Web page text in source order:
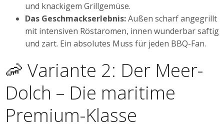
und knackigem Grillgemüse.
Das Geschmackserlebnis:Außen scharf angegrillt
mit intensiven Röstaromen, innen wunderbar saftig
und zart. Ein absolutes Muss für jeden BBQ-Fan.
🦐 Variante 2: Der Meer-
Dolch – Die maritime
Premium-Klasse